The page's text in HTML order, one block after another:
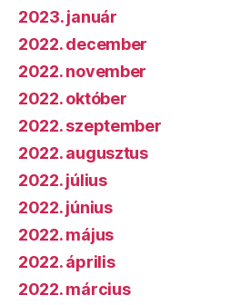
2023. január
2022. december
2022. november
2022. október
2022. szeptember
2022. augusztus
2022. július
2022. június
2022. május
2022. április
2022. március